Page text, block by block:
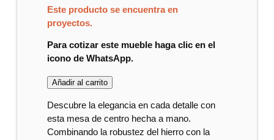
Este producto se encuentra en
proyectos.
Para cotizar este mueble haga clic en el
icono de WhatsApp.
Añadir al carrito
Descubre la elegancia en cada detalle con
esta mesa de centro hecha a mano.
Combinando la robustez del hierro con la